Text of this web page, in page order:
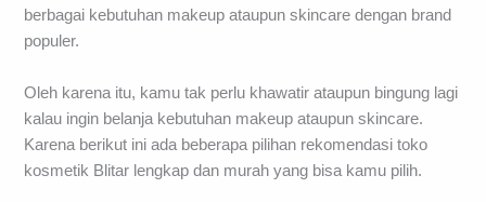
berbagai kebutuhan makeup ataupun skincare dengan brand
populer.
Oleh karena itu, kamu tak perlu khawatir ataupun bingung lagi
kalau ingin belanja kebutuhan makeup ataupun skincare.
Karena berikut ini ada beberapa pilihan rekomendasi toko
kosmetik Blitar lengkap dan murah yang bisa kamu pilih.